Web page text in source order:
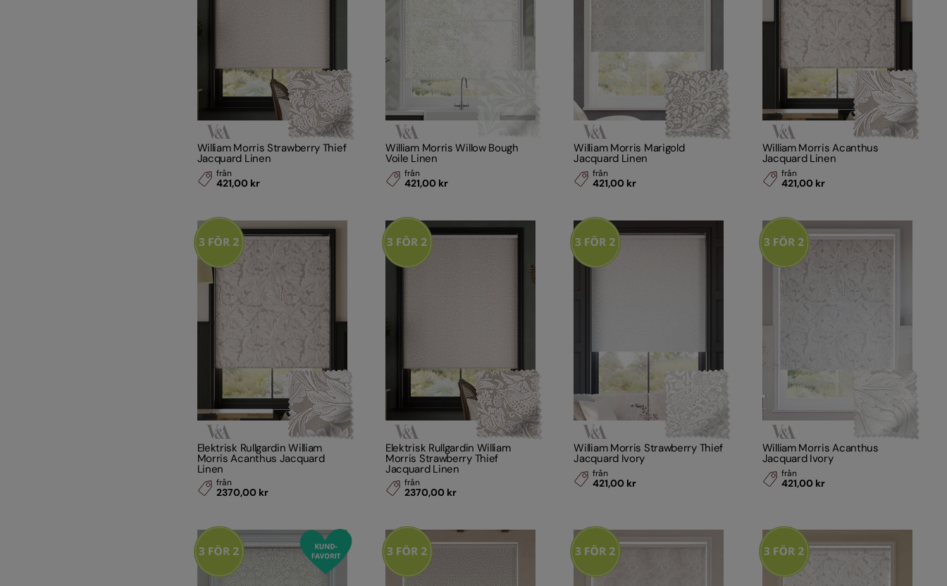
William Morris Strawberry Thief
Jacquard Linen
från
421,00 kr
William Morris Willow Bough
Voile Linen
från
421,00 kr
William Morris Marigold
Jacquard Linen
från
421,00 kr
William Morris Acanthus
Jacquard Linen
från
421,00 kr
Elektrisk Rullgardin William
Morris Acanthus Jacquard
Linen
från
2370,00 kr
Elektrisk Rullgardin William
Morris Strawberry Thief
Jacquard Linen
från
2370,00 kr
William Morris Strawberry Thief
Jacquard Ivory
från
421,00 kr
William Morris Acanthus
Jacquard Ivory
från
421,00 kr